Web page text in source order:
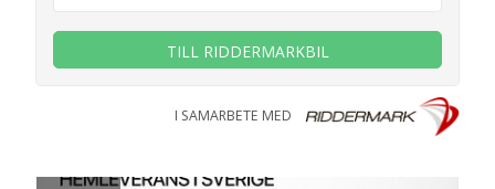
TILL RIDDERMARKBIL
I SAMARBETE MED